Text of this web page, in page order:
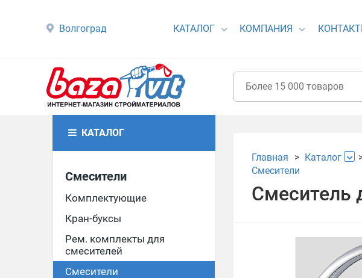
Волгоград КАТАЛОГ КОМПАНИЯ
КАТАЛОГ
Смесители
Комплектующие
Кран-буксы
Рем. комплекты для
смесителей
Смесители
Главная Каталог
Смесители
Смеситель